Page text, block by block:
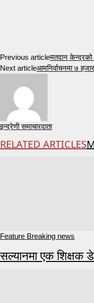
Previous articleमतदान केन्द्रको
Next articleआमनिर्वाचनमा ७
इन्द्रेणी समाचारदाता
RELATED ARTICLES
Feature Breaking news
सल्यानमा एक शिक्षक